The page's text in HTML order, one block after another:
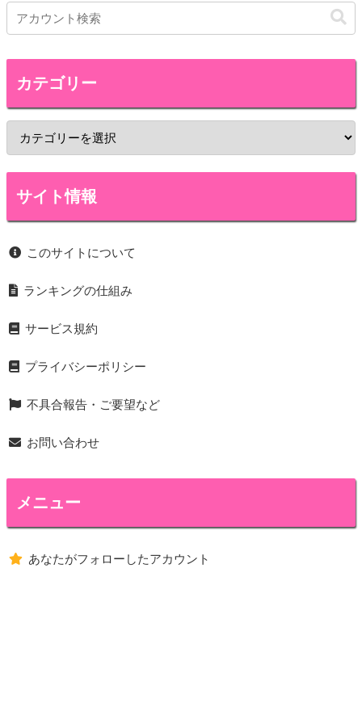
カテゴリー
サイト情報
このサイトについて
ランキングの仕組み
サービス規約
プライバシーポリシー
不具合報告・ご要望など
お問い合わせ
メニュー
あなたがフォローしたアカウント